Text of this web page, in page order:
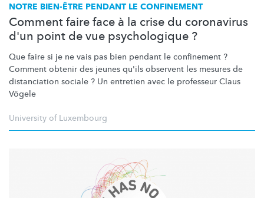
NOTRE BIEN-ÊTRE PENDANT LE CONFINEMENT
Comment faire face à la crise du coronavirus
d'un point de vue psychologique ?
Que faire si je ne vais pas bien pendant le confinement ?
Comment obtenir des jeunes qu'ils observent les mesures de
distanciation sociale ? Un entretien avec le professeur Claus
Vögele
University of Luxembourg